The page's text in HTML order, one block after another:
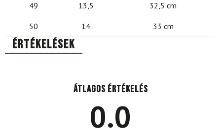
49 13,5 32,5 cm
50 14 33 cm
Értékelések
Átlagos értékelés
0.0